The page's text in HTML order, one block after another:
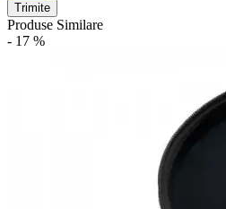
Trimite
Produse Similare
- 17 %